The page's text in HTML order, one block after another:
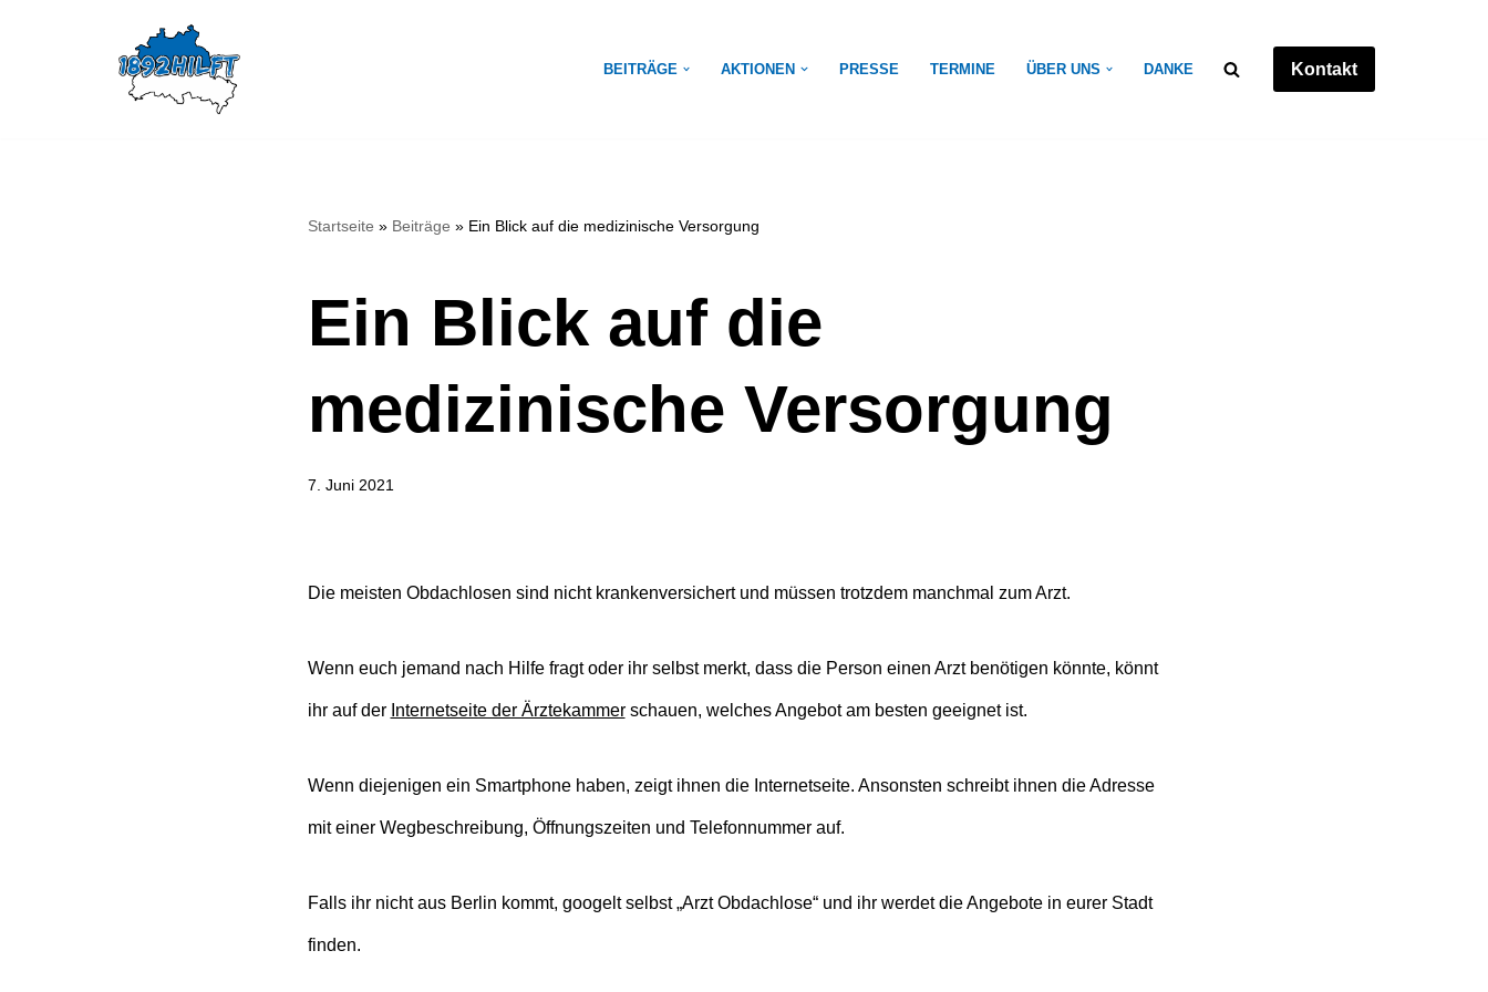
BEITRÄGE AKTIONEN PRESSE TERMINE ÜBER UNS DANKE Kontakt
Startseite » Beiträge » Ein Blick auf die medizinische Versorgung
Ein Blick auf die
medizinische Versorgung
7. Juni 2021
Die meisten Obdachlosen sind nicht krankenversichert und müssen trotzdem manchmal zum Arzt.
Wenn euch jemand nach Hilfe fragt oder ihr selbst merkt, dass die Person einen Arzt benötigen könnte, könnt
ihr auf der Internetseite der Ärztekammerschauen, welches Angebot am besten geeignet ist.
Wenn diejenigen ein Smartphone haben, zeigt ihnen die Internetseite. Ansonsten schreibt ihnen die Adresse
mit einer Wegbeschreibung, Öffnungszeiten und Telefonnummer auf.
Falls ihr nicht aus Berlin kommt, googelt selbst „Arzt Obdachlose“ und ihr werdet die Angebote in eurer Stadt
finden.